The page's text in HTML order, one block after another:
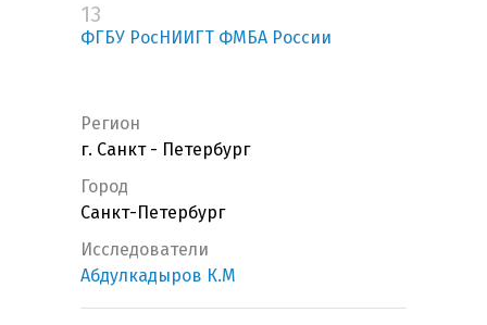
13
ФГБУ РосНИИГТ ФМБА России
Регион
г. Санкт - Петербург
Город
Санкт-Петербург
Исследователи
Абдулкадыров К.М